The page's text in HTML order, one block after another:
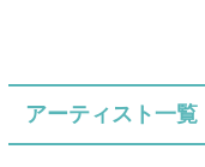
アーティスト一覧